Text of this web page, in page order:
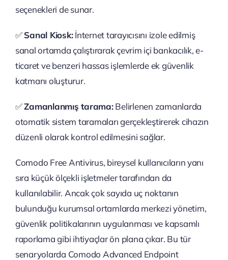
seçenekleri de sunar.
✅Sanal Kiosk:İnternet tarayıcısını izole edilmiş
sanal ortamda çalıştırarak çevrim içi bankacılık, e-
ticaret ve benzeri hassas işlemlerde ek güvenlik
katmanı oluşturur.
✅Zamanlanmış tarama:Belirlenen zamanlarda
otomatik sistem taramaları gerçekleştirerek cihazın
düzenli olarak kontrol edilmesini sağlar.
Comodo Free Antivirus, bireysel kullanıcıların yanı
sıra küçük ölçekli işletmeler tarafından da
kullanılabilir. Ancak çok sayıda uç noktanın
bulunduğu kurumsal ortamlarda merkezi yönetim,
güvenlik politikalarının uygulanması ve kapsamlı
raporlama gibi ihtiyaçlar ön plana çıkar. Bu tür
senaryolarda Comodo Advanced Endpoint